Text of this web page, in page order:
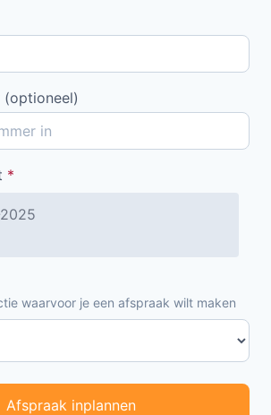
*
waarvoor je een afspraak wilt maken
Afspraak inplannen